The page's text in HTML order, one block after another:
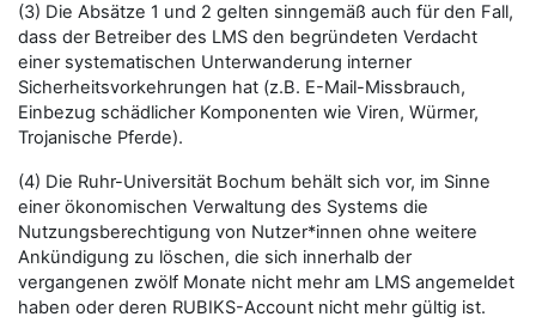
(3) Die Absätze 1 und 2 gelten sinngemäß auch für den Fall,
dass der Betreiber des LMS den begründeten Verdacht
einer systematischen Unterwanderung interner
Sicherheitsvorkehrungen hat (z.B. E-Mail-Missbrauch,
Einbezug schädlicher Komponenten wie Viren, Würmer,
Trojanische Pferde).
(4) Die Ruhr-Universität Bochum behält sich vor, im Sinne
einer ökonomischen Verwaltung des Systems die
Nutzungsberechtigung von Nutzer*innen ohne weitere
Ankündigung zu löschen, die sich innerhalb der
vergangenen zwölf Monate nicht mehr am LMS angemeldet
haben oder deren RUBIKS-Account nicht mehr gültig ist.